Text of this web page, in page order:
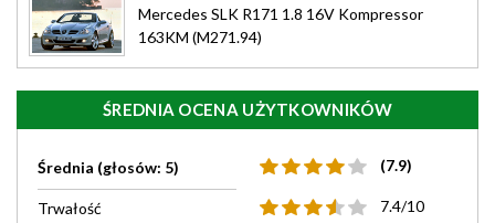
Mercedes SLK R171 1.8 16V Kompressor
163KM (M271.94)
ŚREDNIA OCENA UŻYTKOWNIKÓW
Średnia (głosów: 5) (7.9)
Trwałość
7.4/10